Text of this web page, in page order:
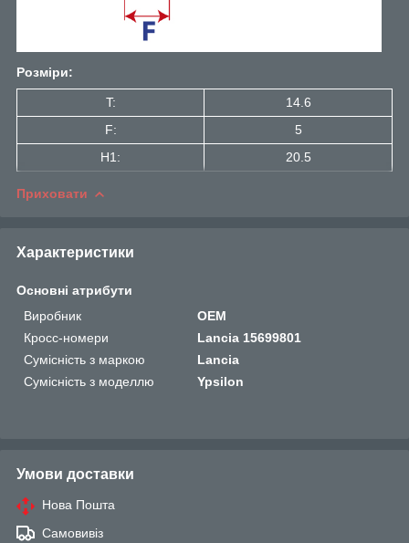
Розміри:
T:
14.6
F:
5
H1:
20.5
Приховати
Характеристики
Основні атрибути
Виробник
OEM
Кросс-номери
Lancia 15699801
Сумісність з маркою
Lancia
Сумісність з моделлю
Ypsilon
Умови доставки
Нова Пошта
Самовивіз